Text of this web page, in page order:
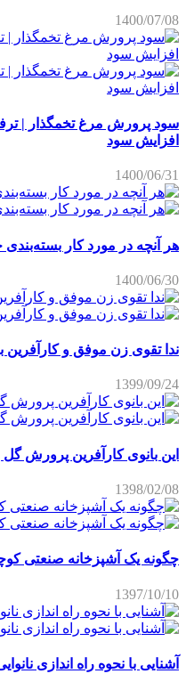
1400/07/08
سود پرورش مرغ تخمگذار |
افزایش سود
1400/06/31
هر آنچه در مورد کار بسته‌بندی
1400/06/30
ندا تقوی زن موفق و کارآفرین
1399/09/24
این بانوی کارآفرین پرورش
1398/02/08
چگونه یک آشپزخانه صنعتی
1397/10/10
آشنایی با نحوه راه اندازی